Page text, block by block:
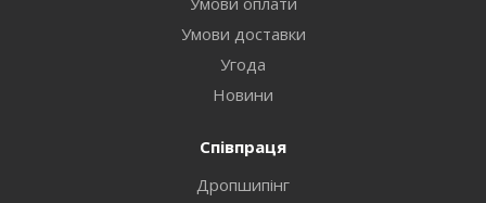
Умови доставки
Угода
Новини
Співпраця
Дропшипінг